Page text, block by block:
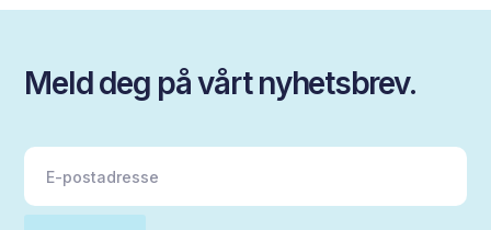
Meld deg på vårt nyhetsbrev.